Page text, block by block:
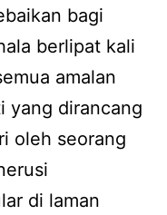
bagi
berlipat kali
amalan
yang dirancang
oleh seorang
di laman